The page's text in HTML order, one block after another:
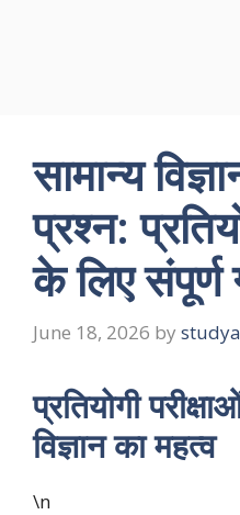
सामान्य
प्रश्न:
के लिए संपूर्ण
June 18, 2026 by
प्रतियोगी
विज्ञान का महत्व
\n